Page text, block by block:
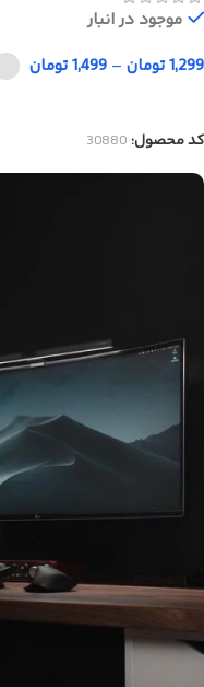
موجود در انبار
1,299تومان –
1,499تومان
کد محصول:30880